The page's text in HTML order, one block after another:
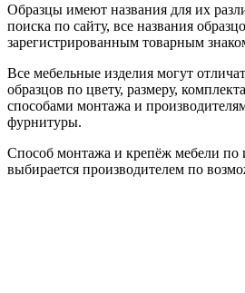
Образцы имеют названия для их
поиска по сайту, все названия
зарегистрированным товарным
Все мебельные изделия могут
образцов по цвету, размеру,
способами монтажа и
фурнитуры.
Способ монтажа и крепёж мебели по
выбирается производителем по